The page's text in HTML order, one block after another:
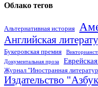
Облако тегов
Альтернативная история
Английская
Букеровская премия
Документальная проза
Журнал "Иностранная
Издательство